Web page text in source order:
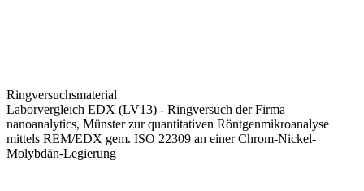
Ringversuchsmaterial
Laborvergleich EDX (LV13) - Ringversuch der Firma
nanoanalytics, Münster zur quantitativen Röntgenmikroanalyse
mittels REM/EDX gem. ISO 22309 an einer Chrom-Nickel-
Molybdän-Legierung